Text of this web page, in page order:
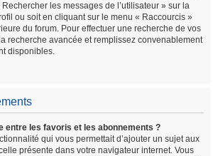
les messages de l’utilisateur » sur la
ou soit en cliquant sur le menu « Raccourcis »
du forum. Pour effectuer une recherche de vos
recherche avancée et remplissez convenablement
disponibles.
entre les favoris et les abonnements ?
qui vous permettait d’ajouter un sujet aux
présente dans votre navigateur internet. Vous